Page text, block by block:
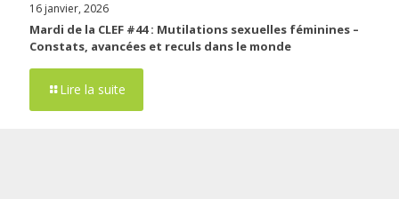
16 janvier, 2026
Mardi de la CLEF #44 : Mutilations sexuelles féminines –
Constats, avancées et reculs dans le monde
Lire la suite